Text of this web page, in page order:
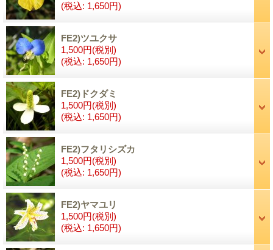
(税込: 1,650円)
FE2)ツユクサ
1,500円(税別)
(税込: 1,650円)
FE2)ドクダミ
1,500円(税別)
(税込: 1,650円)
FE2)フタリシズカ
1,500円(税別)
(税込: 1,650円)
FE2)ヤマユリ
1,500円(税別)
(税込: 1,650円)